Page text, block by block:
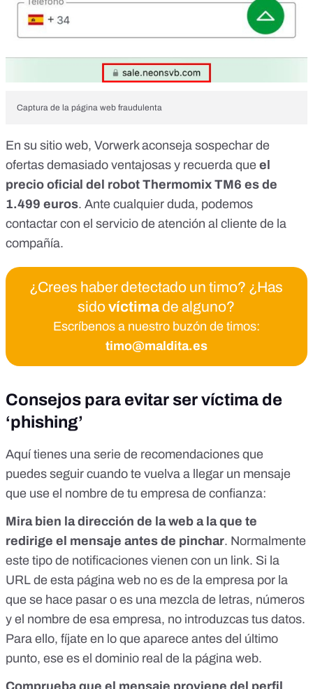
Captura de la página web fraudulenta
En su sitio web, Vorwerk aconseja sospechar de
ofertas demasiado ventajosas y recuerda que el
precio oficial del robot Thermomix TM6 es de
1.499 euros. Ante cualquier duda, podemos
contactar con el servicio de atención al cliente de la
compañía.
¿Crees haber detectado un timo? ¿Has
sidovíctimade alguno?
Escríbenos a nuestro buzón de timos:
timo@maldita.es
Consejos para evitar ser víctima de
‘phishing’
Aquí tienes una serie de recomendaciones que
puedes seguir cuando te vuelva a llegar un mensaje
que use el nombre de tu empresa de confianza:
Mira bien la dirección de la web a la que te
redirige el mensaje antes de pinchar. Normalmente
este tipo de notificaciones vienen con un link. Si la
URL de esta página web no es de la empresa por la
que se hace pasar o es una mezcla de letras, números
y el nombre de esa empresa, no introduzcas tus datos.
Para ello, fíjate en lo que aparece antes del último
punto, ese es el dominio real de la página web.
Comprueba que el mensaje proviene del perfil